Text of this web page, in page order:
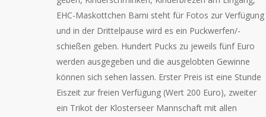
EHC-Maskottchen Barni steht für Fotos zur Verfügung
und in der Drittelpause wird es ein Puckwerfen/-
schießen geben. Hundert Pucks zu jeweils fünf Euro
werden ausgegeben und die ausgelobten Gewinne
können sich sehen lassen. Erster Preis ist eine Stunde
Eiszeit zur freien Verfügung (Wert 200 Euro), zweiter
ein Trikot der Klosterseer Mannschaft mit allen